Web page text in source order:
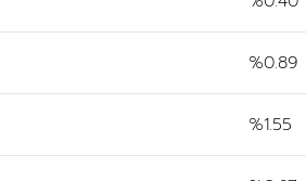
%0.89
%1.55